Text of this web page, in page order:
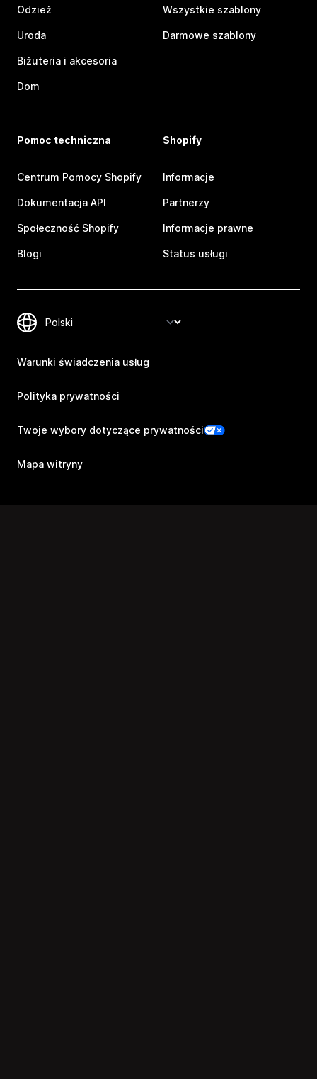
Odzież
Uroda
Biżuteria i akcesoria
Dom
Wszystkie szablony
Darmowe szablony
Pomoc techniczna
Centrum Pomocy Shopify
Dokumentacja API
Społeczność Shopify
Blogi
Shopify
Informacje
Partnerzy
Informacje prawne
Status usługi
Warunki świadczenia usług
Polityka prywatności
Twoje wybory dotyczące prywatności
Mapa witryny